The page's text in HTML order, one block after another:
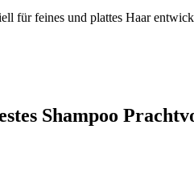
für feines und plattes Haar
Shampoo